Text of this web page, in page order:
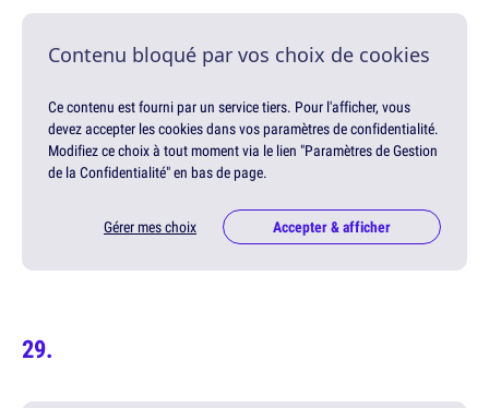
Contenu bloqué par vos choix de cookies
Ce contenu est fourni par un service tiers. Pour l'afficher, vous
devez accepter les cookies dans vos paramètres de confidentialité.
Modifiez ce choix à tout moment via le lien "Paramètres de Gestion
de la Confidentialité" en bas de page.
Gérer mes choix Accepter & afficher